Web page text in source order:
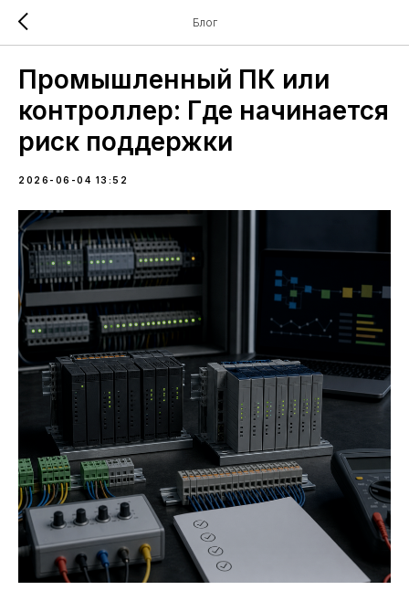
Блог
Промышленный ПК или
контроллер: Где начинается
риск поддержки
2026-06-04 13:52